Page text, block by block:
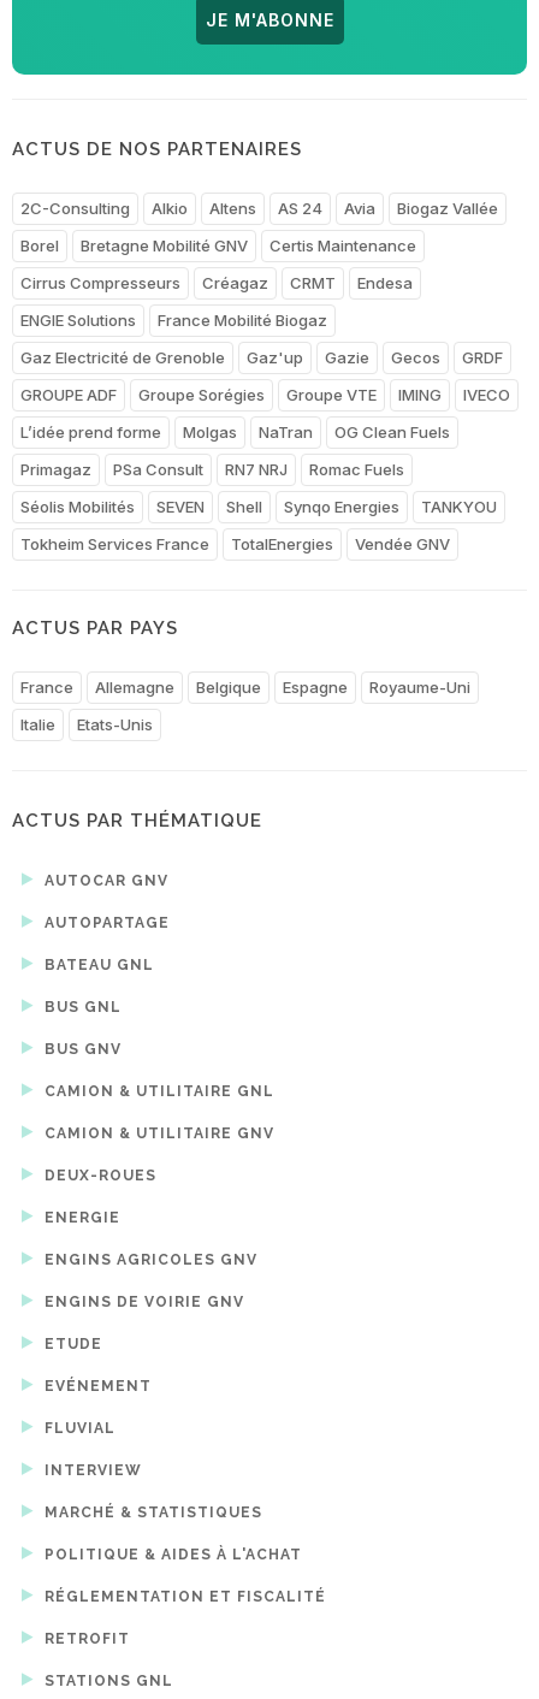
JE M'ABONNE
ACTUS DE NOS PARTENAIRES
2C-Consulting Alkio Altens AS 24 Avia
Biogaz Vallée
Borel
Bretagne Mobilité GNV
Certis Maintenance
Cirrus Compresseurs
Créagaz CRMT
Endesa
ENGIE Solutions
France Mobilité Biogaz
Gaz Electricité de Grenoble
Gaz'up Gazie Gecos
GRDF
GROUPE ADF
Groupe Sorégies Groupe VTE IMING
IVECO
L’idée prend forme
Molgas NaTran
OG Clean Fuels
Primagaz
PSa Consult RN7 NRJ
Romac Fuels
Séolis Mobilités
SEVEN Shell Synqo Energies
TANKYOU
Tokheim Services France
TotalEnergies Vendée GNV
ACTUS PAR PAYS
France Allemagne Belgique Espagne
Royaume-Uni
Italie
Etats-Unis
ACTUS PAR THÉMATIQUE
AUTOCAR GNV
AUTOPARTAGE
BATEAU GNL
BUS GNL
BUS GNV
CAMION & UTILITAIRE GNL
CAMION & UTILITAIRE GNV
DEUX-ROUES
ENERGIE
ENGINS AGRICOLES GNV
ENGINS DE VOIRIE GNV
ETUDE
EVÉNEMENT
FLUVIAL
INTERVIEW
MARCHÉ & STATISTIQUES
POLITIQUE & AIDES À L'ACHAT
RÉGLEMENTATION ET FISCALITÉ
RETROFIT
STATIONS GNL